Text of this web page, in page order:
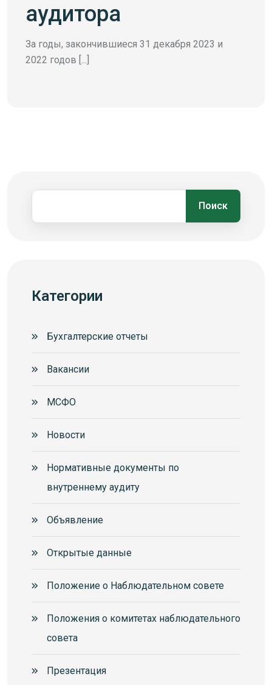
аудитора
За годы, закончившиеся 31 декабря 2023 и
2022 годов [...]
Поиск
Категории
Бухгалтерские отчеты
Вакансии
МСФО
Новости
Нормативные документы по
внутреннему аудиту
Объявление
Открытые данные
Положение о Наблюдательном совете
Положения о комитетах наблюдательного
совета
Презентация